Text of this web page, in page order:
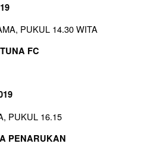
PUKUL 14.30 WITA
FC
PUKUL 16.15
PENARUKAN